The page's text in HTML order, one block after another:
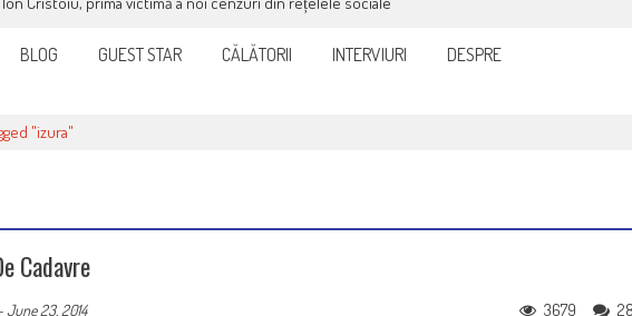
BLOG GUEST STAR CĂLĂTORII INTERVIURI DESPRE
"izura"
Cadavre
June 23, 2014 28
3679